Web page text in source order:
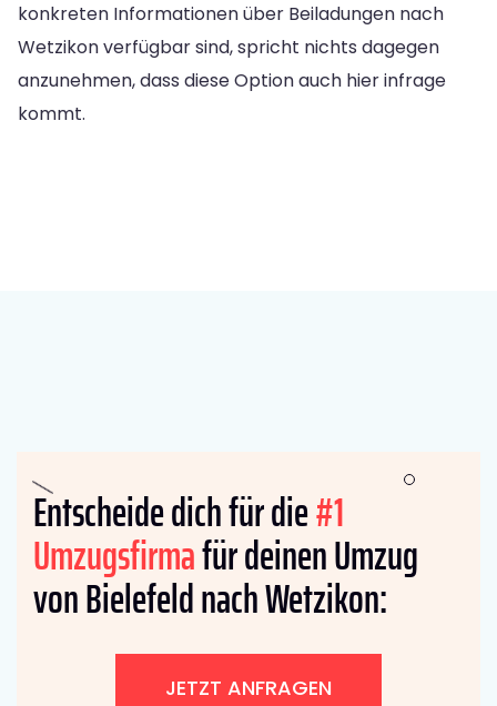
konkreten Informationen über Beiladungen nach
Wetzikon verfügbar sind, spricht nichts dagegen
anzunehmen, dass diese Option auch hier infrage
kommt.
Entscheide dich für die#1
Umzugsfirmafür deinen Umzug
von Bielefeld nach Wetzikon:
JETZT ANFRAGEN